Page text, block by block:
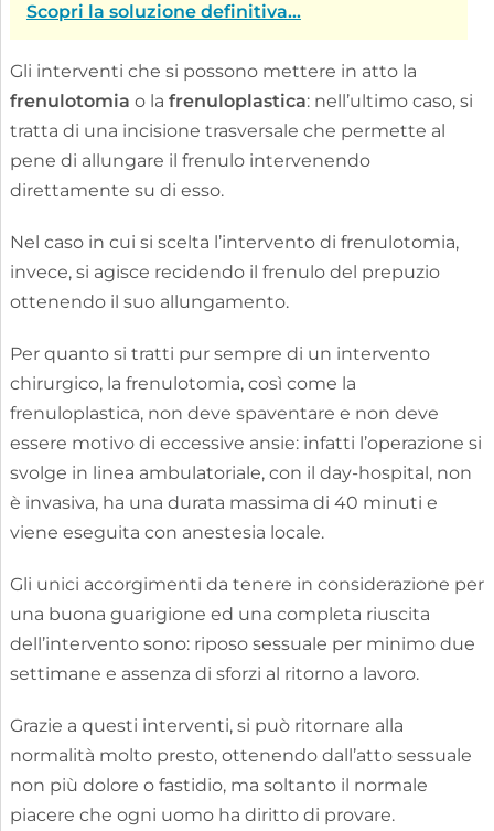
Scopri la soluzione definitiva...
Gli interventi che si possono mettere in atto la
frenulotomia o la frenuloplastica: nell’ultimo caso, si
tratta di una incisione trasversale che permette al
pene di allungare il frenulo intervenendo
direttamente su di esso.
Nel caso in cui si scelta l’intervento di frenulotomia,
invece, si agisce recidendo il frenulo del prepuzio
ottenendo il suo allungamento.
Per quanto si tratti pur sempre di un intervento
chirurgico, la frenulotomia, così come la
frenuloplastica, non deve spaventare e non deve
essere motivo di eccessive ansie: infatti l’operazione si
svolge in linea ambulatoriale, con il day-hospital, non
è invasiva, ha una durata massima di 40 minuti e
viene eseguita con anestesia locale.
Gli unici accorgimenti da tenere in considerazione per
una buona guarigione ed una completa riuscita
dell’intervento sono: riposo sessuale per minimo due
settimane e assenza di sforzi al ritorno a lavoro.
Grazie a questi interventi, si può ritornare alla
normalità molto presto, ottenendo dall’atto sessuale
non più dolore o fastidio, ma soltanto il normale
piacere che ogni uomo ha diritto di provare.